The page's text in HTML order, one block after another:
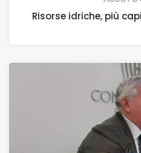
Risorse idriche, più